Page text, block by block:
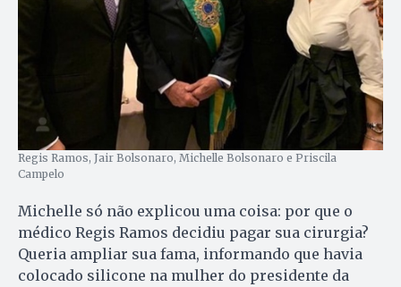
Regis Ramos, Jair Bolsonaro, Michelle Bolsonaro e Priscila
Campelo
Michelle só não explicou uma coisa: por que o
médico Regis Ramos decidiu pagar sua cirurgia?
Queria ampliar sua fama, informando que havia
colocado silicone na mulher do presidente da